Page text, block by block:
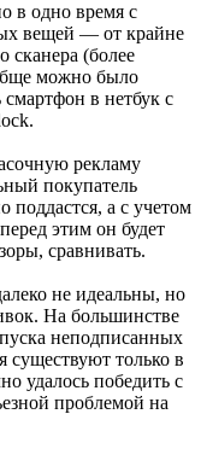
в одно время с
вещей — от крайне
сканера (более
можно было
в нетбук с
рекламу
покупатель
поддастся, а с учетом
этим он будет
сравнивать.
не идеальны, но
На большинстве
неподписанных
существуют только в
удалось победить с
проблемой на